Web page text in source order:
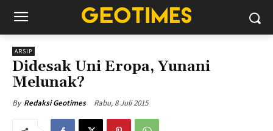
ARSIP
Didesak Uni Eropa, Yunani
Melunak?
By Redaksi Geotimes Rabu, 8 Juli 2015